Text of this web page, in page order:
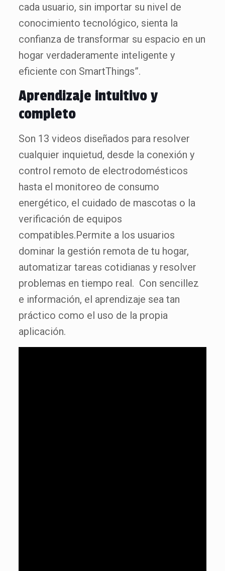
cada usuario, sin importar su nivel de
conocimiento tecnológico, sienta la
confianza de transformar su espacio en un
hogar verdaderamente inteligente y
eficiente con SmartThings”.
Aprendizaje intuitivo y
completo
Son 13 videos diseñados para resolver
cualquier inquietud, desde la conexión y
control remoto de electrodomésticos
hasta el monitoreo de consumo
energético, el cuidado de mascotas o la
verificación de equipos
compatibles.Permite a los usuarios
dominar la gestión remota de tu hogar,
automatizar tareas cotidianas y resolver
problemas en tiempo real. Con sencillez
e información, el aprendizaje sea tan
práctico como el uso de la propia
aplicación.